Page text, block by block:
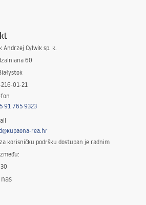
Andrzej Cylwik sp. k.
60
01-21
91 765 9323
rea.hr
korisničku podršku dostupan je radnim